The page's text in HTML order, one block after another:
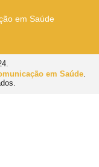
em Saúde
em Saúde.